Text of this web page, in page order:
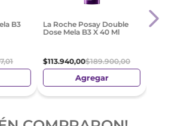
B3
,01
La Roche Posay Double
Dose Mela B3 X 40 Ml
$113.940,00$189.900,00
Agregar